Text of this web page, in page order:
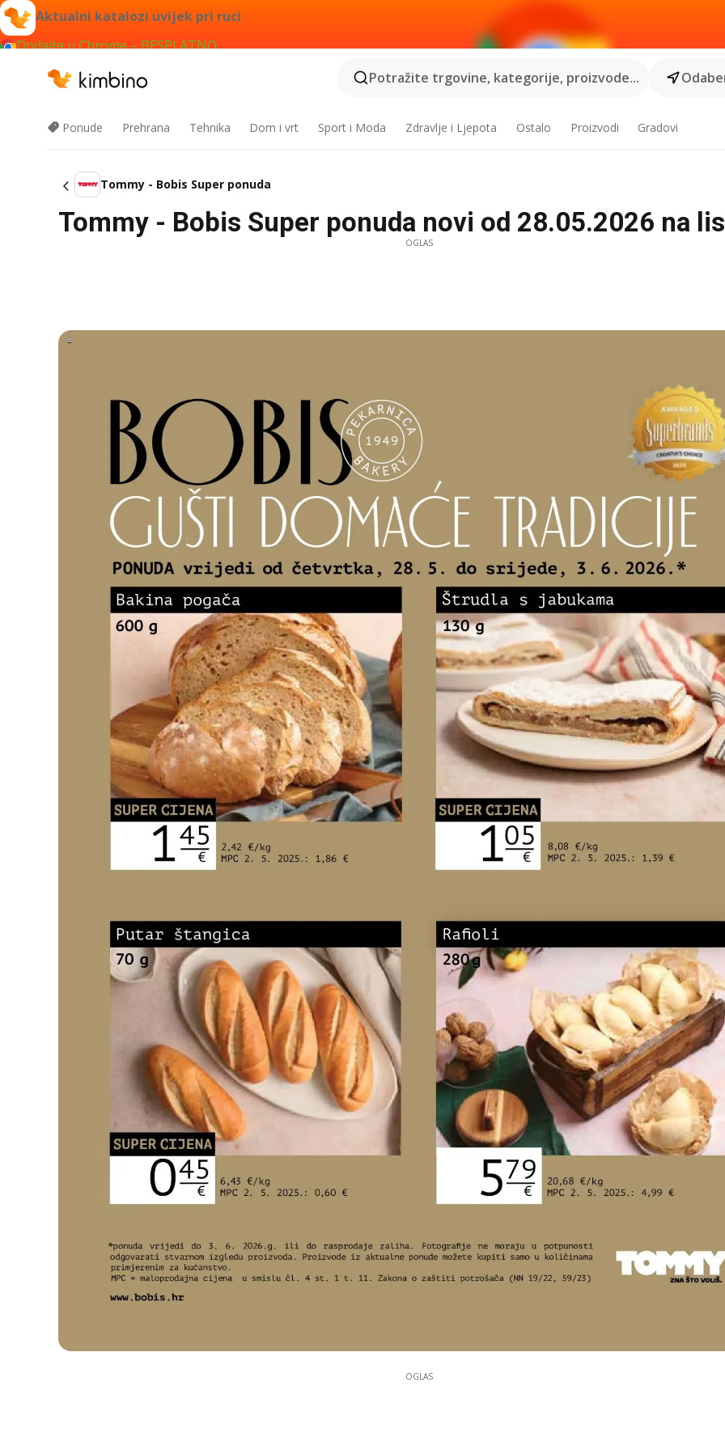
Aktualni katalozi uvijek pri ruci
Dodajte u Chrome – BESPLATNO
Potražite trgovine, kategorije, proizvode...
Ponude Prehrana Tehnika Dom i vrt Sport i Moda Zdravlje i Ljepota Ostalo Proizvodi Gradovi
Tommy - Bobis Super ponuda
Tommy - Bobis Super ponuda novi od 28.05.2026 na
OGLAS
OGLAS